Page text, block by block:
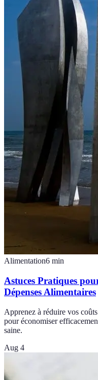
Alimentation6 min
Astuces Pratiques
Dépenses Alimentaires
Apprenez à réduire vos
pour économiser
saine.
Aug 4